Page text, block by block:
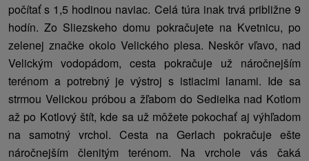
počítať s 1,5 hodinou naviac. Celá túra inak trvá približne 9
hodín. Zo Sliezskeho domu pokračujete na Kvetnicu, po
zelenej značke okolo Velického plesa. Neskôr vľavo, nad
Velickým vodopádom, cesta pokračuje už náročnejším
terénom a potrebný je výstroj s istiacimi lanami. Ide sa
strmou Velickou próbou a žľabom do Sedielka nad Kotlom
až po Kotlový štít, kde sa už môžete pokochať aj výhľadom
na samotný vrchol. Cesta na Gerlach pokračuje ešte
náročnejším členitým terénom. Na vrchole vás čaká